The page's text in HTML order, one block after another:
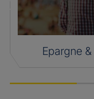
Epargne